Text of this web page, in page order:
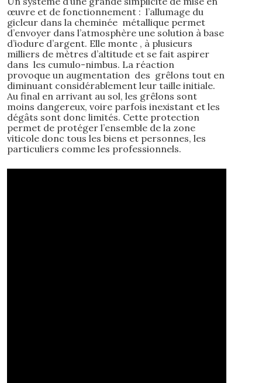
œuvre et de fonctionnement : l’allumage du
gicleur dans la cheminée métallique permet
d’envoyer dans l’atmosphère une solution à base
d’iodure d’argent. Elle monte , à plusieurs
milliers de mètres d’altitude et se fait aspirer
dans les cumulo-nimbus. La réaction
provoque un augmentation des grêlons tout en
diminuant considérablement leur taille initiale.
Au final en arrivant au sol, les grêlons sont
moins dangereux, voire parfois inexistant et les
dégâts sont donc limités. Cette protection
permet de protéger l’ensemble de la zone
viticole donc tous les biens et personnes, les
particuliers comme les professionnels.